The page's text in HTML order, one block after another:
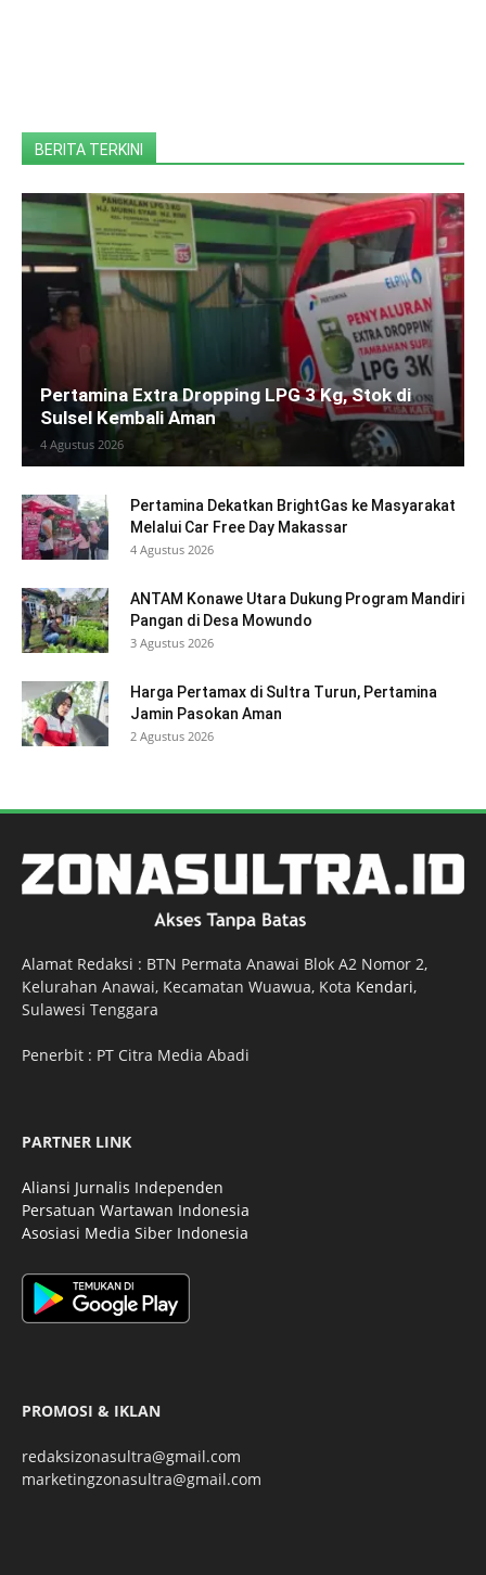
BERITA TERKINI
Pertamina Extra Dropping LPG 3 Kg, Stok di
Sulsel Kembali Aman
4 Agustus 2026
Pertamina Dekatkan BrightGas ke Masyarakat
Melalui Car Free Day Makassar
4 Agustus 2026
ANTAM Konawe Utara Dukung Program Mandiri
Pangan di Desa Mowundo
3 Agustus 2026
Harga Pertamax di Sultra Turun, Pertamina
Jamin Pasokan Aman
2 Agustus 2026
Alamat Redaksi : BTN Permata Anawai Blok A2 Nomor 2,
Kelurahan Anawai, Kecamatan Wuawua, Kota Kendari,
Sulawesi Tenggara
Penerbit : PT Citra Media Abadi
PARTNER LINK
Aliansi Jurnalis Independen
Persatuan Wartawan Indonesia
Asosiasi Media Siber Indonesia
PROMOSI & IKLAN
redaksizonasultra@gmail.com
marketingzonasultra@gmail.com